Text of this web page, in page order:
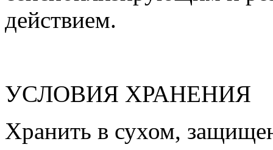
действием.
УСЛОВИЯ ХРАНЕНИЯ
Хранить в сухом,